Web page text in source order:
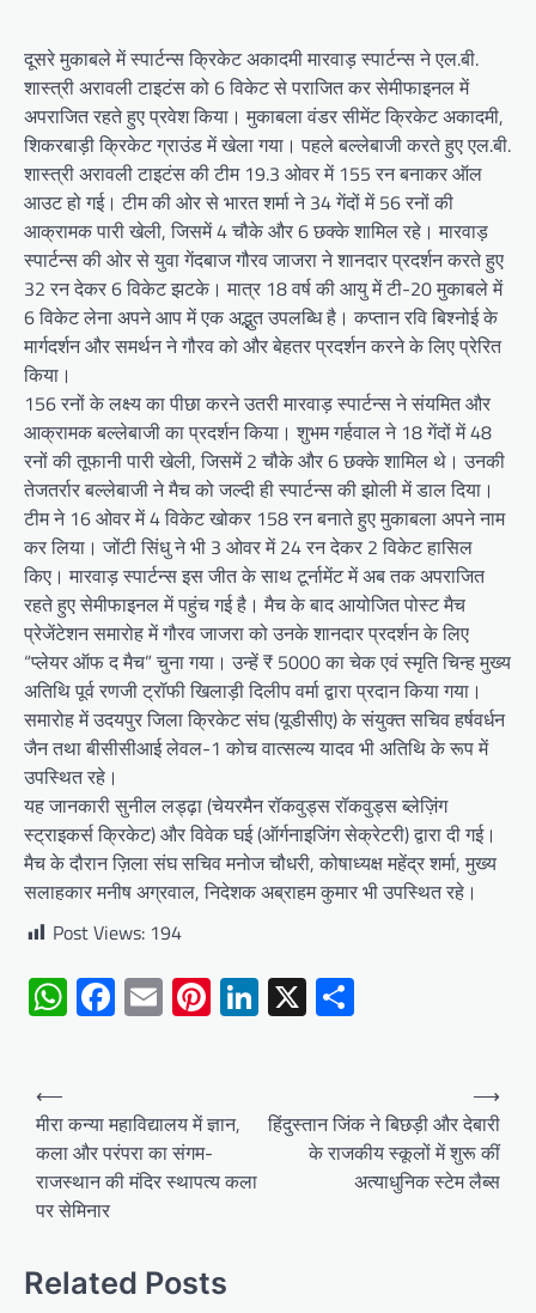
दूसरे मुकाबले में स्पार्टन्स क्रिकेट अकादमी मारवाड़ स्पार्टन्स ने एल.बी.
शास्त्री अरावली टाइटंस को 6 विकेट से पराजित कर सेमीफाइनल में
अपराजित रहते हुए प्रवेश किया। मुकाबला वंडर सीमेंट क्रिकेट अकादमी,
शिकरबाड़ी क्रिकेट ग्राउंड में खेला गया। पहले बल्लेबाजी करते हुए एल.बी.
शास्त्री अरावली टाइटंस की टीम 19.3 ओवर में 155 रन बनाकर ऑल
आउट हो गई। टीम की ओर से भारत शर्मा ने 34 गेंदों में 56 रनों की
आक्रामक पारी खेली, जिसमें 4 चौके और 6 छक्के शामिल रहे। मारवाड़
स्पार्टन्स की ओर से युवा गेंदबाज गौरव जाजरा ने शानदार प्रदर्शन करते हुए
32 रन देकर 6 विकेट झटके। मात्र 18 वर्ष की आयु में टी-20 मुकाबले में
6 विकेट लेना अपने आप में एक अद्भुत उपलब्धि है। कप्तान रवि बिश्नोई के
मार्गदर्शन और समर्थन ने गौरव को और बेहतर प्रदर्शन करने के लिए प्रेरित
किया।
156 रनों के लक्ष्य का पीछा करने उतरी मारवाड़ स्पार्टन्स ने संयमित और
आक्रामक बल्लेबाजी का प्रदर्शन किया। शुभम गर्हवाल ने 18 गेंदों में 48
रनों की तूफानी पारी खेली, जिसमें 2 चौके और 6 छक्के शामिल थे। उनकी
तेजतर्रार बल्लेबाजी ने मैच को जल्दी ही स्पार्टन्स की झोली में डाल दिया।
टीम ने 16 ओवर में 4 विकेट खोकर 158 रन बनाते हुए मुकाबला अपने नाम
कर लिया। जोंटी सिंधु ने भी 3 ओवर में 24 रन देकर 2 विकेट हासिल
किए। मारवाड़ स्पार्टन्स इस जीत के साथ टूर्नामेंट में अब तक अपराजित
रहते हुए सेमीफाइनल में पहुंच गई है। मैच के बाद आयोजित पोस्ट मैच
प्रेजेंटेशन समारोह में गौरव जाजरा को उनके शानदार प्रदर्शन के लिए
“प्लेयर ऑफ द मैच” चुना गया। उन्हें ₹ 5000 का चेक एवं स्मृति चिन्ह मुख्य
अतिथि पूर्व रणजी ट्रॉफी खिलाड़ी दिलीप वर्मा द्वारा प्रदान किया गया।
समारोह में उदयपुर जिला क्रिकेट संघ (यूडीसीए) के संयुक्त सचिव हर्षवर्धन
जैन तथा बीसीसीआई लेवल-1 कोच वात्सल्य यादव भी अतिथि के रूप में
उपस्थित रहे।
यह जानकारी सुनील लड्ढ़ा (चेयरमैन रॉकवुड्स रॉकवुड्स ब्लेज़िंग
स्ट्राइकर्स क्रिकेट) और विवेक घई (ऑर्गनाइजिंग सेक्रेटरी) द्वारा दी गई।
मैच के दौरान ज़िला संघ सचिव मनोज चौधरी, कोषाध्यक्ष महेंद्र शर्मा, मुख्य
सलाहकार मनीष अग्रवाल, निदेशक अब्राहम कुमार भी उपस्थित रहे।
Post Views: 194
WhatsApp
Facebook
EmailPinterest
LinkedIn
X
Post
navigation
⟵
मीरा कन्या महाविद्यालय में ज्ञान,
कला और परंपरा का संगम-
राजस्थान की मंदिर स्थापत्य कला
पर सेमिनार
हिंदुस्तान जिंक ने बिछड़ी और देबारी
के राजकीय स्कूलों में शुरू कीं
अत्याधुनिक स्टेम लैब्स
⟶
Related Posts